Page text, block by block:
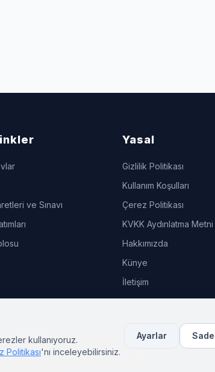
ve Sınavı
Yasal
Gizlilik Politikası
Kullanım Koşulları
Çerez Politikası
KVKK Aydınlatma Metni
Hakkımızda
Künye
İletişim
Sorular. Tüm hakları saklıdır.
kullanıyoruz.
Politikası'nı inceleyebilirsiniz.
Ayarlar